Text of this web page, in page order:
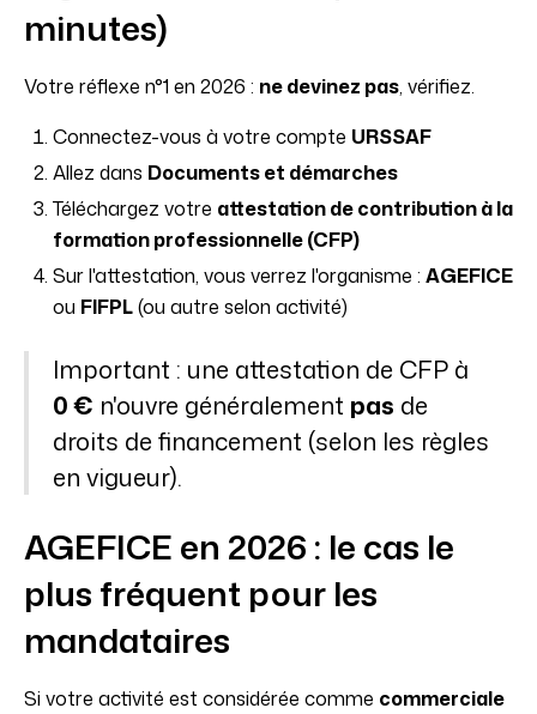
minutes)
Votre réflexe n°1 en 2026 : ne devinez pas, vérifiez.
Connectez-vous à votre compte URSSAF
Allez dans Documents et démarches
Téléchargez votre attestation de contribution à la
formation professionnelle (CFP)
Sur l'attestation, vous verrez l'organisme : AGEFICE
ou FIFPL(ou autre selon activité)
Important : une attestation de CFP à
0 € n'ouvre généralement pas de
droits de financement (selon les règles
en vigueur).
AGEFICE en 2026 : le cas le
plus fréquent pour les
mandataires
Si votre activité est considérée comme commerciale